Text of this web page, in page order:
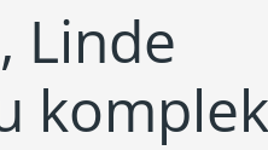
Linde